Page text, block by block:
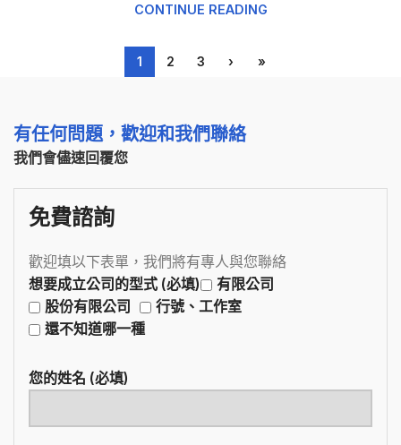
CONTINUE READING
1 2 3 › »
有任何問題，歡迎和我們聯絡
我們會儘速回覆您
免費諮詢
歡迎填以下表單，我們將有專人與您聯絡
想要成立公司的型式 (必填)
有限公司
股份有限公司
行號、工作室
還不知道哪一種
您的姓名 (必填)